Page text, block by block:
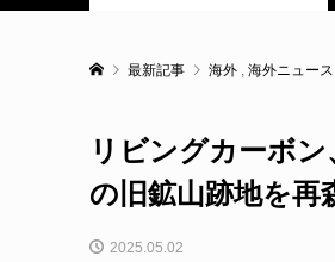
最新記事 海外 , 海外ニュース
リビングカーボ
の旧鉱山跡地を再
2025.05.02